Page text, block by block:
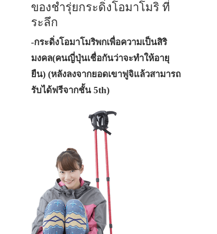
ของชำรุ่ยกระดิ่งโอมาโมริ ที่
ระลึก
-กระดิ่งโอมาโมริพกเพื่อความเป็นสิริ
มงคล(คนญี่ปุ่นเชื่อกันว่าจะทำให้อายุ
ยืน) (หลังลงจากยอดเขาฟูจิแล้วสามารถ
รับได้ฟรีจากชั้น 5th)